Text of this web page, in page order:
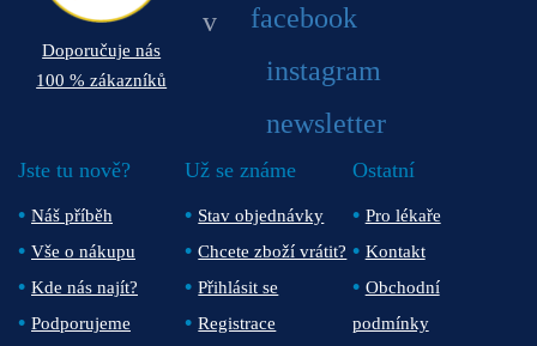
Doporučuje nás
100 % zákazníků
facebook
instagram
newsletter
Jste tu nově?
Náš příběh
Vše o nákupu
Kde nás najít?
Podporujeme
Už se známe
Stav objednávky
Chcete zboží vrátit?
Přihlásit se
Registrace
Ostatní
Pro lékaře
Kontakt
Obchodní
podmínky